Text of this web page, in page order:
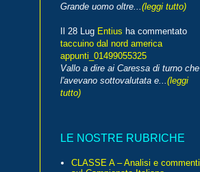
Grande uomo oltre... (leggi tutto)
Il 28 Lug Entius ha commentato
taccuino dal nord america
appunti_01499055325
Vallo a dire ai Caressa di turno che
l'avevano sottovalutata e... (leggi
tutto)
LE NOSTRE RUBRICHE
CLASSE A – Analisi e commenti